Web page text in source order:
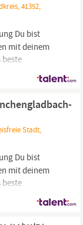
41352,
Du bist
mit deinem
beste
ein
das
Stadt,
Du bist
mit deinem
beste
ein
das
hat es sich als